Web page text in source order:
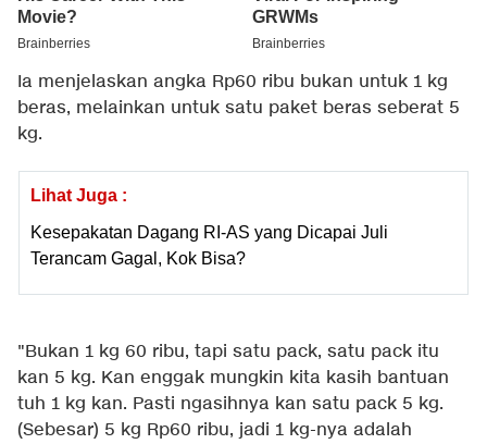
Ia menjelaskan angka Rp60 ribu bukan untuk 1 kg
beras, melainkan untuk satu paket beras seberat 5
kg.
Lihat Juga :
Kesepakatan Dagang RI-AS yang Dicapai Juli
Terancam Gagal, Kok Bisa?
"Bukan 1 kg 60 ribu, tapi satu pack, satu pack itu
kan 5 kg. Kan enggak mungkin kita kasih bantuan
tuh 1 kg kan. Pasti ngasihnya kan satu pack 5 kg.
(Sebesar) 5 kg Rp60 ribu, jadi 1 kg-nya adalah